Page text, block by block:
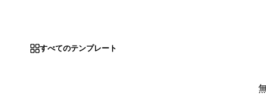
すべてのテンプレート